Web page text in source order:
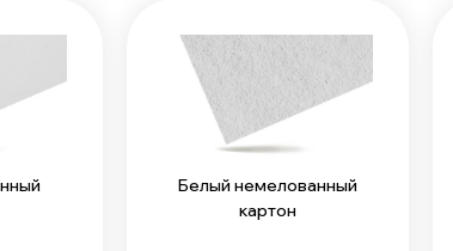
Белый немелованный
картон